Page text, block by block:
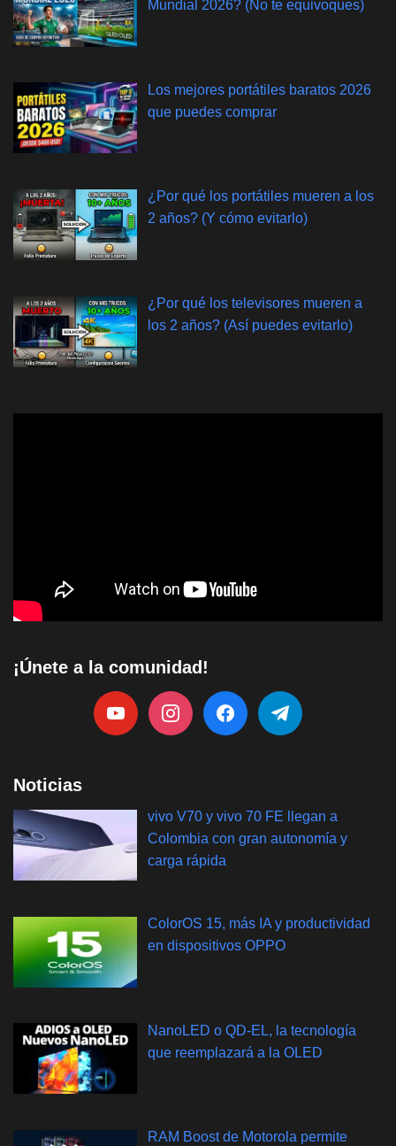
Mundial 2026? (No te equivoques)
Los mejores portátiles baratos 2026
que puedes comprar
¿Por qué los portátiles mueren a los
2 años? (Y cómo evitarlo)
¿Por qué los televisores mueren a
los 2 años? (Así puedes evitarlo)
¡Únete a la comunidad!
Noticias
vivo V70 y vivo 70 FE llegan a
Colombia con gran autonomía y
carga rápida
ColorOS 15, más IA y productividad
en dispositivos OPPO
NanoLED o QD-EL, la tecnología
que reemplazará a la OLED
RAM Boost de Motorola permite